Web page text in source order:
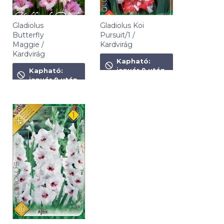
Gladiolus
Butterfly
Maggie /
Kardvirág
1 090Ft
Kapható:
január 9 után
Gladiolus Koi
Pursuit/1 /
Kardvirág
1 090Ft
Kapható:
január 9 után